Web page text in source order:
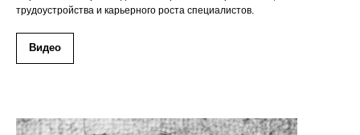
трудоустройства и карьерного роста специалистов.
Видео